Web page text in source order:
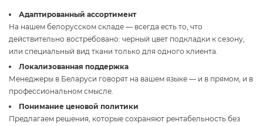
Адаптированный ассортимент
На нашем белорусском складе — всегда есть то, что
действительно востребовано: черный цвет подкладки к сезону,
или специальный вид ткани только для одного клиента.
Локализованная поддержка
Менеджеры в Беларуси говорят на вашем языке — и в прямом, и в
профессиональном смысле.
Понимание ценовой политики
Предлагаем решения, которые сохраняют рентабельность без